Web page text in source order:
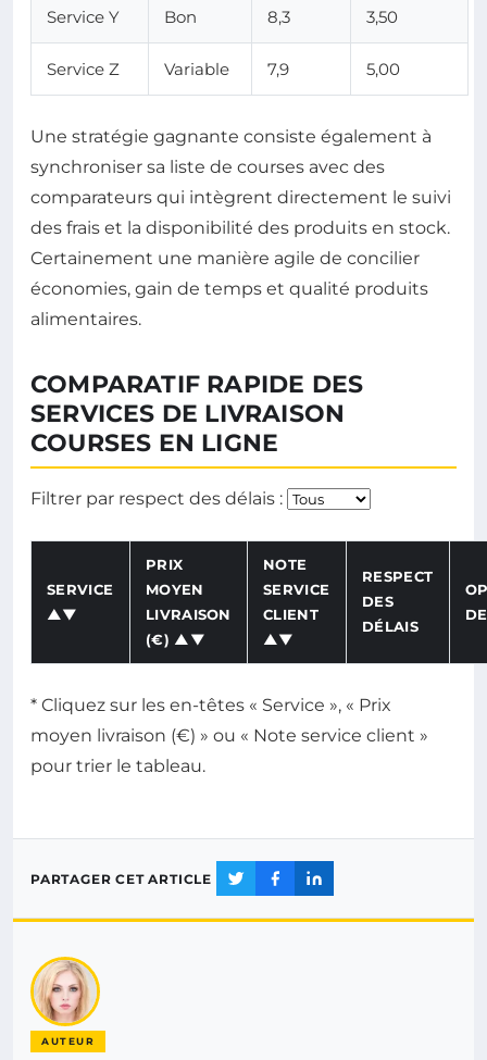
Service Y Bon 8,3 3,50
Service Z Variable 7,9 5,00
Une stratégie gagnante consiste également à
synchroniser sa liste de courses avec des
comparateurs qui intègrent directement le suivi
des frais et la disponibilité des produits en stock.
Certainement une manière agile de concilier
économies, gain de temps et qualité produits
alimentaires.
COMPARATIF RAPIDE DES
SERVICES DE LIVRAISON
COURSES EN LIGNE
Filtrer par respect des délais :
SERVICE
▲▼
PRIX
MOYEN
LIVRAISON
(€) ▲▼
NOTE
SERVICE
CLIENT
▲▼
RESPECT
DES
DÉLAIS
* Cliquez sur les en-têtes « Service », « Prix
moyen livraison (€) » ou « Note service client »
pour trier le tableau.
PARTAGER CET ARTICLE
AUTEUR